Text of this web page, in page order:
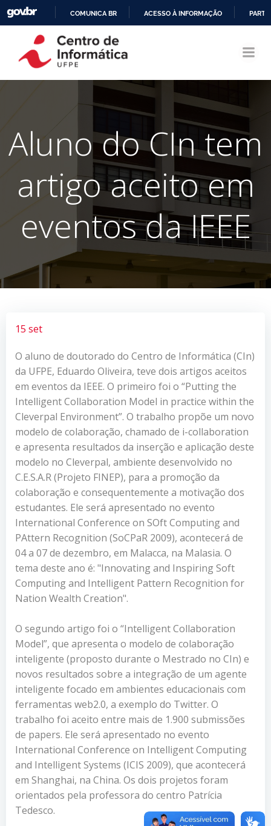
CONTEÚDO
COMUNICA BR ACESSO À INFORMAÇÃO
Aluno do CIn tem
artigo aceito em
eventos da IEEE
15 set
O aluno de doutorado do Centro de Informática (CIn)
da UFPE, Eduardo Oliveira, teve dois artigos aceitos
em eventos da IEEE. O primeiro foi o “Putting the
Intelligent Collaboration Model in practice within the
Cleverpal Environment”. O trabalho propõe um novo
modelo de colaboração, chamado de i-collaboration
e apresenta resultados da inserção e aplicação deste
modelo no Cleverpal, ambiente desenvolvido no
C.E.S.A.R (Projeto FINEP), para a promoção da
colaboração e consequentemente a motivação dos
estudantes. Ele será apresentado no evento
International Conference on SOft Computing and
PAttern Recognition (SoCPaR 2009), acontecerá de
04 a 07 de dezembro, em Malacca, na Malasia. O
tema deste ano é: "Innovating and Inspiring Soft
Computing and Intelligent Pattern Recognition for
Nation Wealth Creation".
O segundo artigo foi o “Intelligent Collaboration
Model”, que apresenta o modelo de colaboração
inteligente (proposto durante o Mestrado no CIn) e
novos resultados sobre a integração de um agente
inteligente focado em ambientes educacionais com
ferramentas web2.0, a exemplo do Twitter. O
trabalho foi aceito entre mais de 1.900 submissões
de papers. Ele será apresentado no evento
International Conference on Intelligent Computing
and Intelligent Systems (ICIS 2009), que acontecerá
em Shanghai, na China. Os dois projetos foram
orientados pela professora do centro Patrícia
Tedesco.